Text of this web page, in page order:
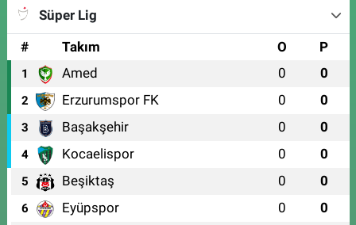
Süper Lig
#
Takım O P
1 Amed 0 0
2 Erzurumspor FK 0 0
3 Başakşehir 0 0
4 Kocaelispor 0 0
5 Beşiktaş 0 0
6 Eyüpspor 0 0